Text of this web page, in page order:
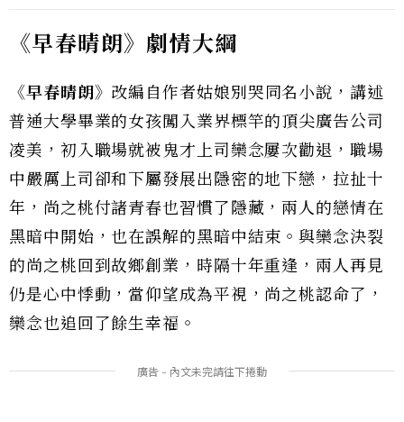
《早春晴朗》劇情大綱
《早春晴朗》 改編自作者姑娘別哭同名小說，講述
普通大學畢業的女孩闖入業界標竿的頂尖廣告公司
凌美，初入職場就被鬼才上司欒念屢次勸退，職場
中嚴厲上司卻和下屬發展出隱密的地下戀，拉扯十
年，尚之桃付諸青春也習慣了隱藏，兩人的戀情在
黑暗中開始，也在誤解的黑暗中結束。與欒念決裂
的尚之桃回到故鄉創業，時隔十年重逢，兩人再見
仍是心中悸動，當仰望成為平視，尚之桃認命了，
欒念也追回了餘生幸福。